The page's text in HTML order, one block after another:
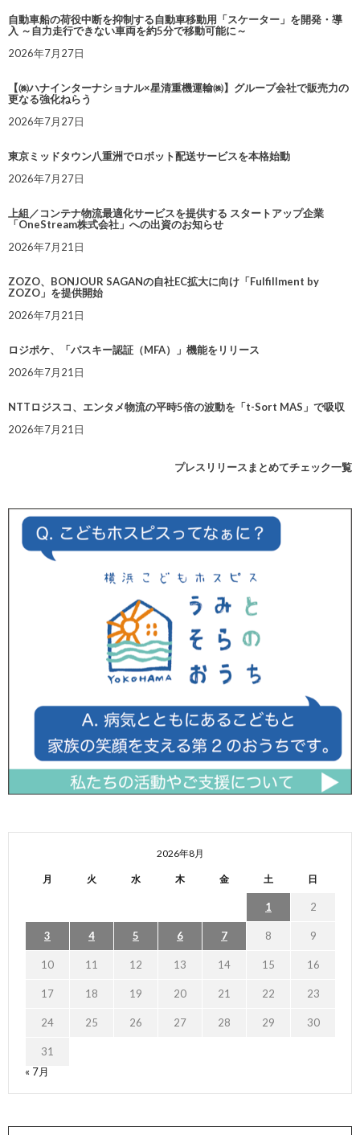
自動車船の荷役中断を抑制する自動車移動用「スケーター」を開発・導
入 ～自力走行できない車両を約5分で移動可能に～
2026年7月27日
【㈱ハナインターナショナル×星清重機運輸㈱】グループ会社で販売力の
更なる強化ねらう
2026年7月27日
東京ミッドタウン八重洲でロボット配送サービスを本格始動
2026年7月27日
上組／コンテナ物流最適化サービスを提供する スタートアップ企業
「OneStream株式会社」への出資のお知らせ
2026年7月21日
ZOZO、BONJOUR SAGANの自社EC拡大に向け「Fulfillment by
ZOZO」を提供開始
2026年7月21日
ロジポケ、「パスキー認証（MFA）」機能をリリース
2026年7月21日
NTTロジスコ、エンタメ物流の平時5倍の波動を「t-Sort MAS」で吸収
2026年7月21日
プレスリリースまとめてチェック一覧
2026年8月
月 火 水 木 金 土 日
1 2
3 4 5 6 7 8 9
10 11 12 13 14 15 16
17 18 19 20 21 22 23
24 25 26 27 28 29 30
31
« 7月